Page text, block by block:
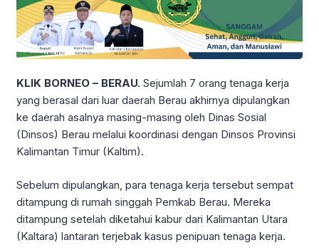
KLIK BORNEO – BERAU. Sejumlah 7 orang tenaga kerja
yang berasal dari luar daerah Berau akhirnya dipulangkan
ke daerah asalnya masing-masing oleh Dinas Sosial
(Dinsos) Berau melalui koordinasi dengan Dinsos Provinsi
Kalimantan Timur (Kaltim).
Sebelum dipulangkan, para tenaga kerja tersebut sempat
ditampung di rumah singgah Pemkab Berau. Mereka
ditampung setelah diketahui kabur dari Kalimantan Utara
(Kaltara) lantaran terjebak kasus penipuan tenaga kerja.